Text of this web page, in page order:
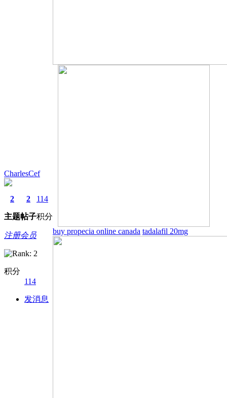
CharlesCef
2
主题
2
帖子
114
积分
注册会员
积分
114
发消息
buy propecia online canada tadalafil 20mg